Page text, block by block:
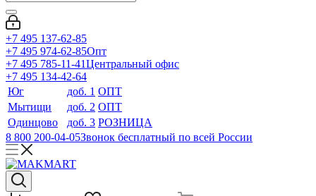
+7 495 137-62-85
+7 495 974-62-85Опт
+7 495 785-11-41Центральный офис
+7 495 134-42-64
Юг
доб. 1 ОПТ
Мытищи
доб. 2 ОПТ
Одинцово
доб. 3 РОЗНИЦА
8 800 200-04-05Звонок бесплатный по всей России